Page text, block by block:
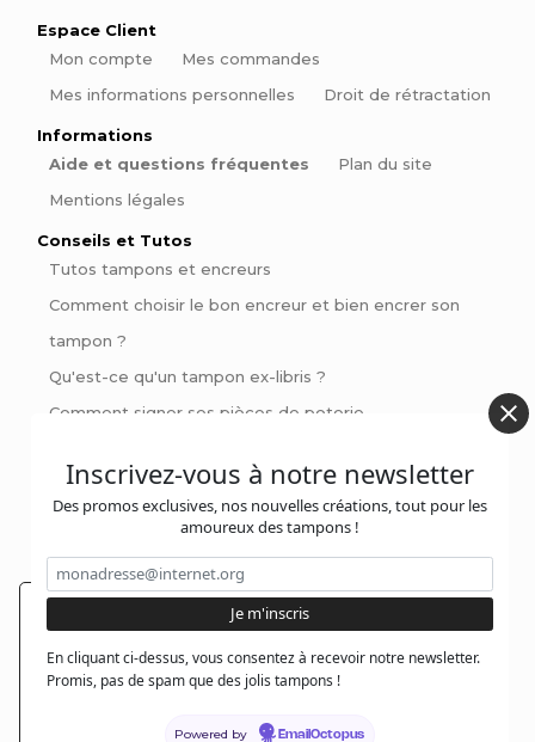
En poursuivant votre navigation sur notre site,
vous acceptez l'installation et l'utilisation de
cookies sur votre poste, notamment à des fins
respect de notre politique de protection de votre
Espace Client
Mon compte
Mes commandes
Mes informations personnelles
Droit de rétractation
Informations
Aide et questions fréquentes
Plan du site
Mentions légales
Conseils et Tutos
Tutos tampons et encreurs
Comment choisir le bon encreur et bien encrer son
tampon ?
Qu'est-ce qu'un tampon ex-libris ?
Comment signer ses pièces de poterie
avec style
Contactez-nous :
@jolitampon
contact@jolitampon.com
Inscrivez-vous à notre newsletter
Des promos exclusives, nos nouvelles créations, tout pour les
amoureux des tampons !
En cliquant ci-dessus, vous consentez à recevoir notre newsletter.
Promis, pas de spam que des jolis tampons !
Powered by EmailOctopus